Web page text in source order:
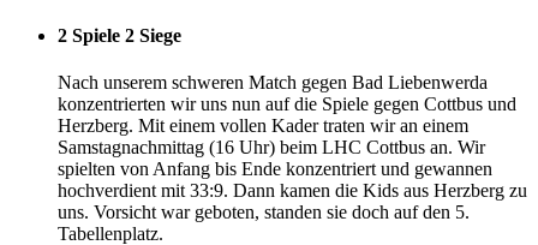
2 Spiele 2 Siege
Nach unserem schweren Match gegen Bad Liebenwerda
konzentrierten wir uns nun auf die Spiele gegen Cottbus und
Herzberg. Mit einem vollen Kader traten wir an einem
Samstagnachmittag (16 Uhr) beim LHC Cottbus an. Wir
spielten von Anfang bis Ende konzentriert und gewannen
hochverdient mit 33:9. Dann kamen die Kids aus Herzberg zu
uns. Vorsicht war geboten, standen sie doch auf den 5.
Tabellenplatz.